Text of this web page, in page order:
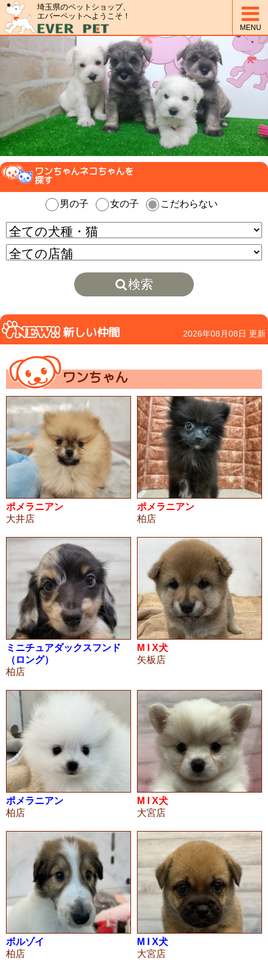
埼玉県のペットショップ、
エバーペットへようこそ！

MENU
ワンちゃんネコちゃんを
探す
男の子 女の子 こだわらない
検索
新しい仲間 2026年08月08日 更新
ワンちゃん
ポメラニアン
大井店
ポメラニアン
柏店
ミニチュアダックスフンド
（ロング）
柏店
M I X犬
矢板店
ポメラニアン
柏店
M I X犬
大宮店
ボルゾイ
柏店
M I X犬
大宮店